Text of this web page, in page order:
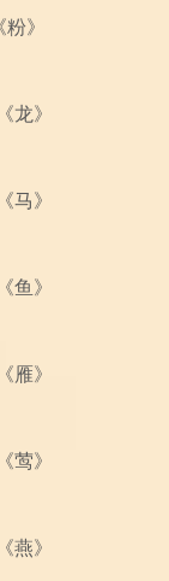
》
》
》
》
》
》
》